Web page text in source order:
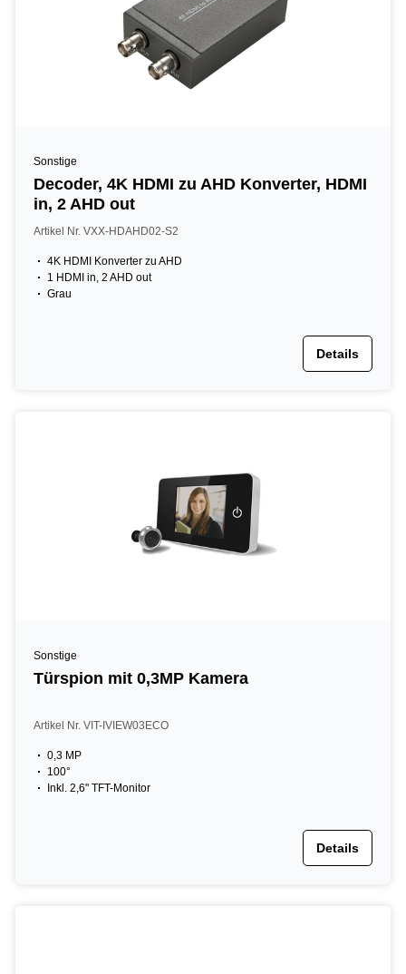
Sonstige
Decoder, 4K HDMI zu AHD Konverter, HDMI
in, 2 AHD out
Artikel Nr. VXX-HDAHD02-S2
4K HDMI Konverter zu AHD
1 HDMI in, 2 AHD out
Grau
Details
Sonstige
Türspion mit 0,3MP Kamera
Artikel Nr. VIT-IVIEW03ECO
0,3 MP
100°
Inkl. 2,6" TFT-Monitor
Details